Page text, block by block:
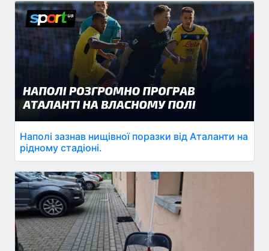
Наполі зазнав нищівної поразки від Аталанти на
рідному стадіоні.